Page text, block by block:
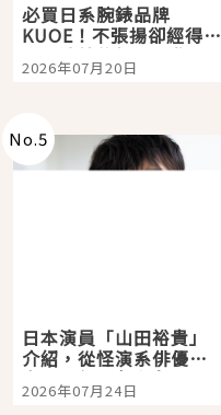
必買日系腕錶品牌
KUOE！不張揚卻經得起
時間洗鍊的經典之作五
選
2026年07月20日
No.5
日本演員「山田裕貴」
介紹，從怪演系俳優走
向國民級日劇主角
2026年07月24日